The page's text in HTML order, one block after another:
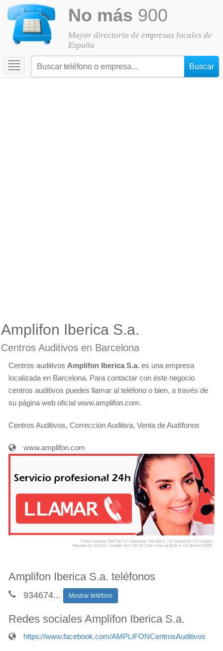
No más 900
Mayor directorio de empresas locales de
España
Toggle
navigation
Amplifon Iberica S.a.
Centros Auditivos en Barcelona
Centros auditivos Amplifon Iberica S.a. es una empresa
localizada en Barcelona. Para contactar con éste negocio
centros auditivos puedes llamar al teléfono o bien, a través de
su página web oficial www.amplifon.com.
Centros Auditivos, Corrección Auditiva, Venta de Audífonos
www.amplifon.com
Amplifon Iberica S.a. teléfonos
934674... Mostrar teléfono
Redes sociales Amplifon Iberica S.a.
https://www.facebook.com/AMPLIFONCentrosAuditivos